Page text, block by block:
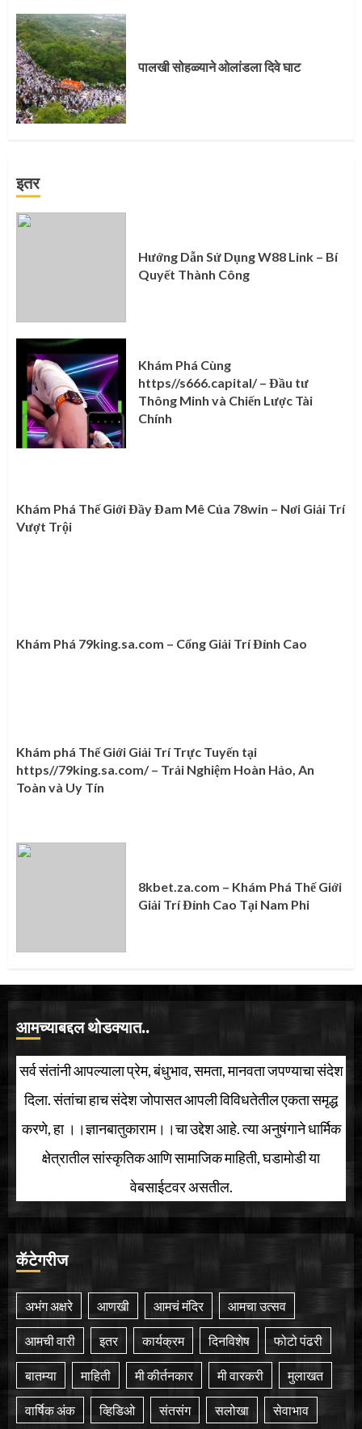
पालखी सोहळ्याने ओलांडला दिवे घाट
इतर
Hướng Dẫn Sử Dụng W88 Link – Bí
Quyết Thành Công
Khám Phá Cùng
https//s666.capital/ – Đầu tư
Thông Minh và Chiến Lược Tài
Chính
Khám Phá Thế Giới Đầy Đam Mê Của 78win – Nơi Giải Trí
Vượt Trội
Khám Phá 79king.sa.com – Cổng Giải Trí Đỉnh Cao
Khám phá Thế Giới Giải Trí Trực Tuyến tại
https//79king.sa.com/ – Trải Nghiệm Hoàn Hảo, An
Toàn và Uy Tín
8kbet.za.com – Khám Phá Thế Giới
Giải Trí Đỉnh Cao Tại Nam Phi
आमच्याबद्दल थोडक्यात..
सर्व संतांनी आपल्याला प्रेम, बंधुभाव, समता, मानवता जपण्याचा संदेश
दिला. संतांचा हाच संदेश जोपासत आपली विविधतेतील एकता समृद्ध
करणे, हा ।।ज्ञानबातुकाराम।।चा उद्देश आहे. त्या अनुषंगाने धार्मिक
क्षेत्रातील सांस्कृतिक आणि सामाजिक माहिती, घडामोडी या
वेबसाईटवर असतील.
कॅटेगरीज
अभंग अक्षरे आणखी आमचं मंदिर आमचा उत्सव
आमची वारी इतर कार्यक्रम दिनविशेष फोटो पंढरी
बातम्या माहिती मी कीर्तनकार मी वारकरी मुलाखत
वार्षिक अंक व्हिडिओ संतसंग सलोखा सेवाभाव